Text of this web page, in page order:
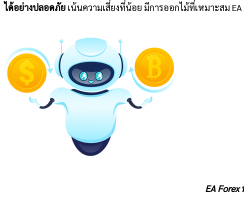
ได้อย่างปลอดภัย เน้นความเสี่ยงที่น้อย มีการออกไม้ที่เหมาะสม
EA